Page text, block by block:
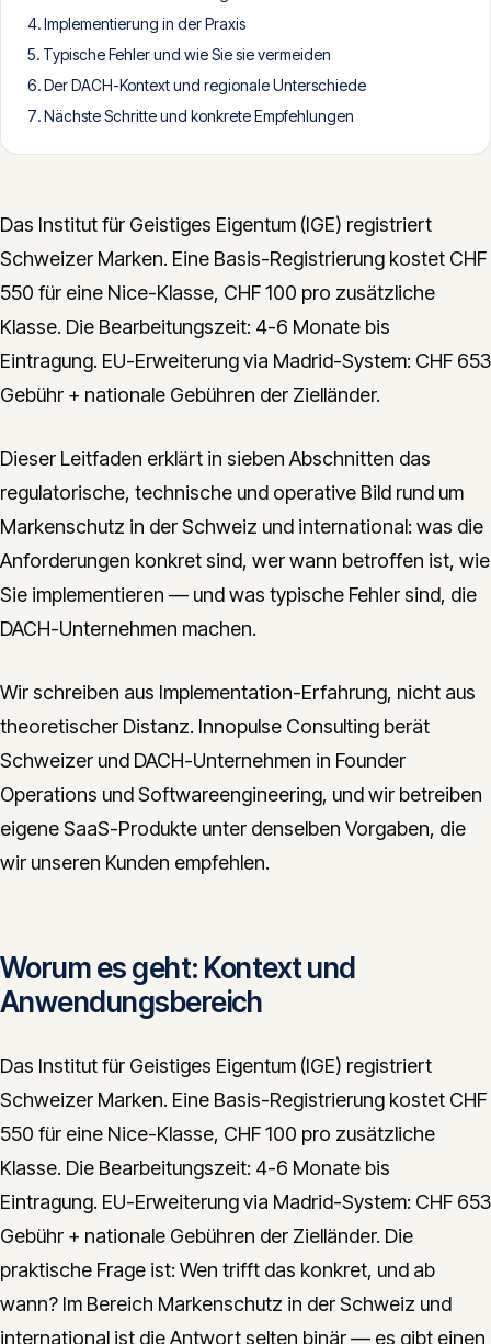
CONTACT
info@innopulse.io
Implementierung in der Praxis
Typische Fehler und wie Sie sie vermeiden
Der DACH-Kontext und regionale Unterschiede
Nächste Schritte und konkrete Empfehlungen
Das Institut für Geistiges Eigentum (IGE) registriert
Schweizer Marken. Eine Basis-Registrierung kostet CHF
550 für eine Nice-Klasse, CHF 100 pro zusätzliche
Klasse. Die Bearbeitungszeit: 4-6 Monate bis
Eintragung. EU-Erweiterung via Madrid-System: CHF 653
Gebühr + nationale Gebühren der Zielländer.
Dieser Leitfaden erklärt in sieben Abschnitten das
regulatorische, technische und operative Bild rund um
Markenschutz in der Schweiz und international: was die
Anforderungen konkret sind, wer wann betroffen ist, wie
Sie implementieren — und was typische Fehler sind, die
DACH-Unternehmen machen.
Wir schreiben aus Implementation-Erfahrung, nicht aus
theoretischer Distanz. Innopulse Consulting berät
Schweizer und DACH-Unternehmen in Founder
Operations und Softwareengineering, und wir betreiben
eigene SaaS-Produkte unter denselben Vorgaben, die
wir unseren Kunden empfehlen.
Worum es geht: Kontext und
Anwendungsbereich
Das Institut für Geistiges Eigentum (IGE) registriert
Schweizer Marken. Eine Basis-Registrierung kostet CHF
550 für eine Nice-Klasse, CHF 100 pro zusätzliche
Klasse. Die Bearbeitungszeit: 4-6 Monate bis
Eintragung. EU-Erweiterung via Madrid-System: CHF 653
Gebühr + nationale Gebühren der Zielländer. Die
praktische Frage ist: Wen trifft das konkret, und ab
wann? Im Bereich Markenschutz in der Schweiz und
international ist die Antwort selten binär — es gibt einen